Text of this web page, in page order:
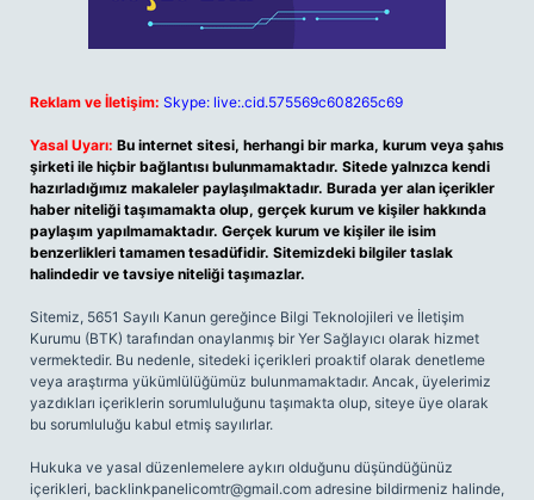
Reklam ve İletişim: Skype: live:.cid.575569c608265c69
Yasal Uyarı: Bu internet sitesi, herhangi bir marka, kurum veya şahıs
şirketi ile hiçbir bağlantısı bulunmamaktadır. Sitede yalnızca kendi
hazırladığımız makaleler paylaşılmaktadır. Burada yer alan içerikler
haber niteliği taşımamakta olup, gerçek kurum ve kişiler hakkında
paylaşım yapılmamaktadır. Gerçek kurum ve kişiler ile isim
benzerlikleri tamamen tesadüfidir. Sitemizdeki bilgiler taslak
halindedir ve tavsiye niteliği taşımazlar.
Sitemiz, 5651 Sayılı Kanun gereğince Bilgi Teknolojileri ve İletişim
Kurumu (BTK) tarafından onaylanmış bir Yer Sağlayıcı olarak hizmet
vermektedir. Bu nedenle, sitedeki içerikleri proaktif olarak denetleme
veya araştırma yükümlülüğümüz bulunmamaktadır. Ancak, üyelerimiz
yazdıkları içeriklerin sorumluluğunu taşımakta olup, siteye üye olarak
bu sorumluluğu kabul etmiş sayılırlar.
Hukuka ve yasal düzenlemelere aykırı olduğunu düşündüğünüz
içerikleri, backlinkpanelicomtr@gmail.com adresine bildirmeniz halinde,